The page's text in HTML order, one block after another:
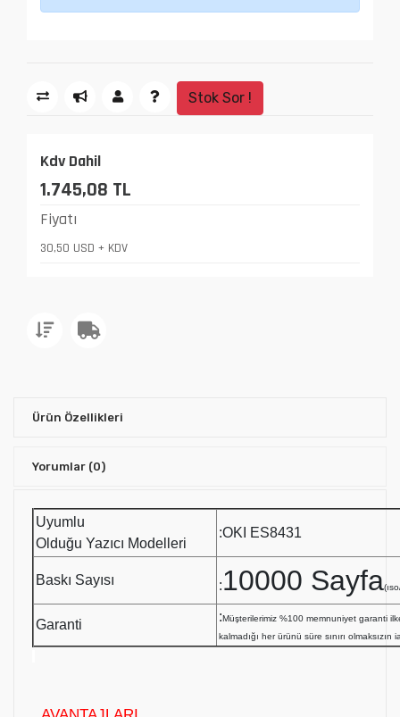
Stok Sor !
Kdv Dahil
1.745,08 TL
Fiyatı
30,50 USD + KDV
Ürün Özellikleri
Yorumlar (0)
Uyumlu
Olduğu Yazıcı Modelleri
:OKI ES8431
Baskı Sayısı :10000 Sayfa
Garanti
:Müşterilerimiz %100 memnuniyet garanti
kalmadığı her ürünü süre sınırı olmaksızın